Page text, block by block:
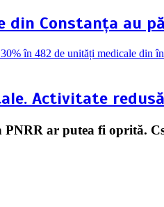
Constanța au
Activitate
PNRR ar putea fi oprită.